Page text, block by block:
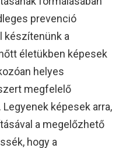
prevenció
készítenünk a
életükben képesek
helyes
megfelelő
képesek arra,
a megelőzhető
hogy a